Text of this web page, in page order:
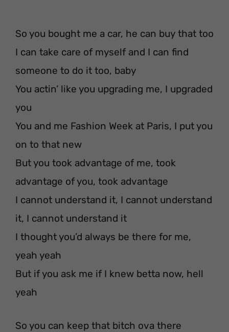
So you bought me a car, he can buy that too
I can take care of myself and I can find
someone to do it too, baby
You actin’ like you upgrading me, I upgraded
you
You and me Fashion Week at Paris, I put you
on to that new
But you took advantage of me, took
advantage of you, took advantage
I cannot understand it, I cannot understand
it, I cannot understand it
I thought you’d always be there for me,
yeah yeah
But if you ask me if I knew betta now, hell
yeah
So you can keep that bitch ova there